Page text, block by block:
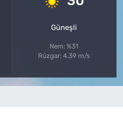
Güneşli
Nem: %31
Rüzgar: 4.39 m/s